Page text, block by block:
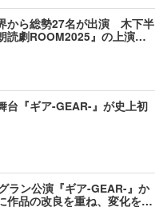
から総勢27名が出演 木下半
読劇ROOM2025』の上演…
台『ギア-GEAR-』が史上初
ラン公演『ギア-GEAR-』か
作品の改良を重ね、変化を…